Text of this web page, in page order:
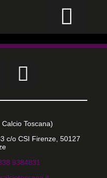
Toscana)
c/o CSI Firenze, 50127
9384831